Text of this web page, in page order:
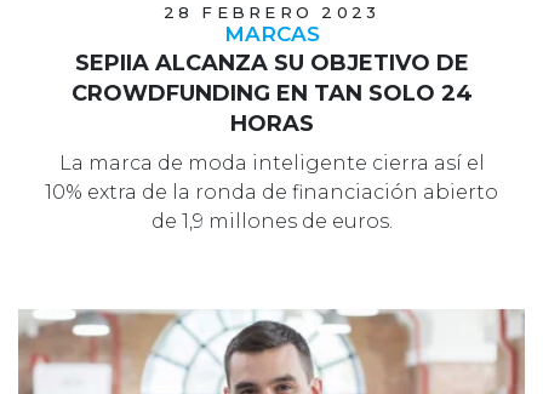
28 FEBRERO 2023
MARCAS
SEPIIA ALCANZA SU OBJETIVO DE
CROWDFUNDING EN TAN SOLO 24
HORAS
La marca de moda inteligente cierra así el
10% extra de la ronda de financiación abierto
de 1,9 millones de euros.